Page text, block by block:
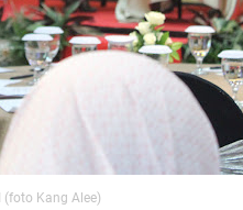
(foto Kang Alee)